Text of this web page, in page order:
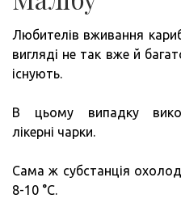
Любителів вживання
вигляді не так вже й
існують.
В цьому випадку
лікерні чарки.
Сама ж субстанція
8-10 °C.